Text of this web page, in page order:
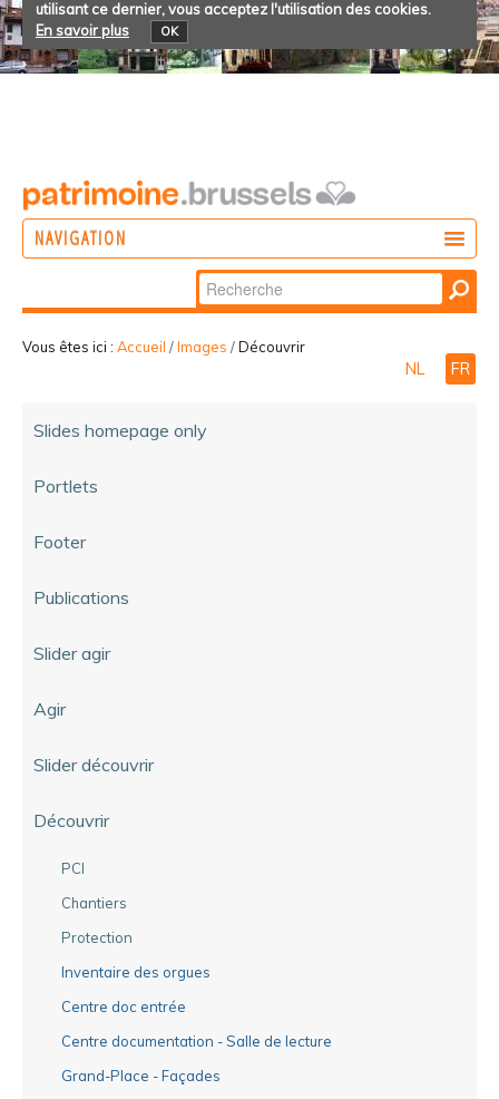
utilisant ce dernier, vous acceptez l'utilisation des cookies.
En savoir plus
OK
NAVIGATION
Chercher par
Recherche
avancée…
Vous êtes ici : Accueil /Images /Découvrir
NL FR
Slides homepage only
Portlets
Footer
Publications
Slider agir
Agir
Slider découvrir
Découvrir
PCI
Chantiers
Protection
Inventaire des orgues
Centre doc entrée
Centre documentation - Salle de lecture
Grand-Place - Façades